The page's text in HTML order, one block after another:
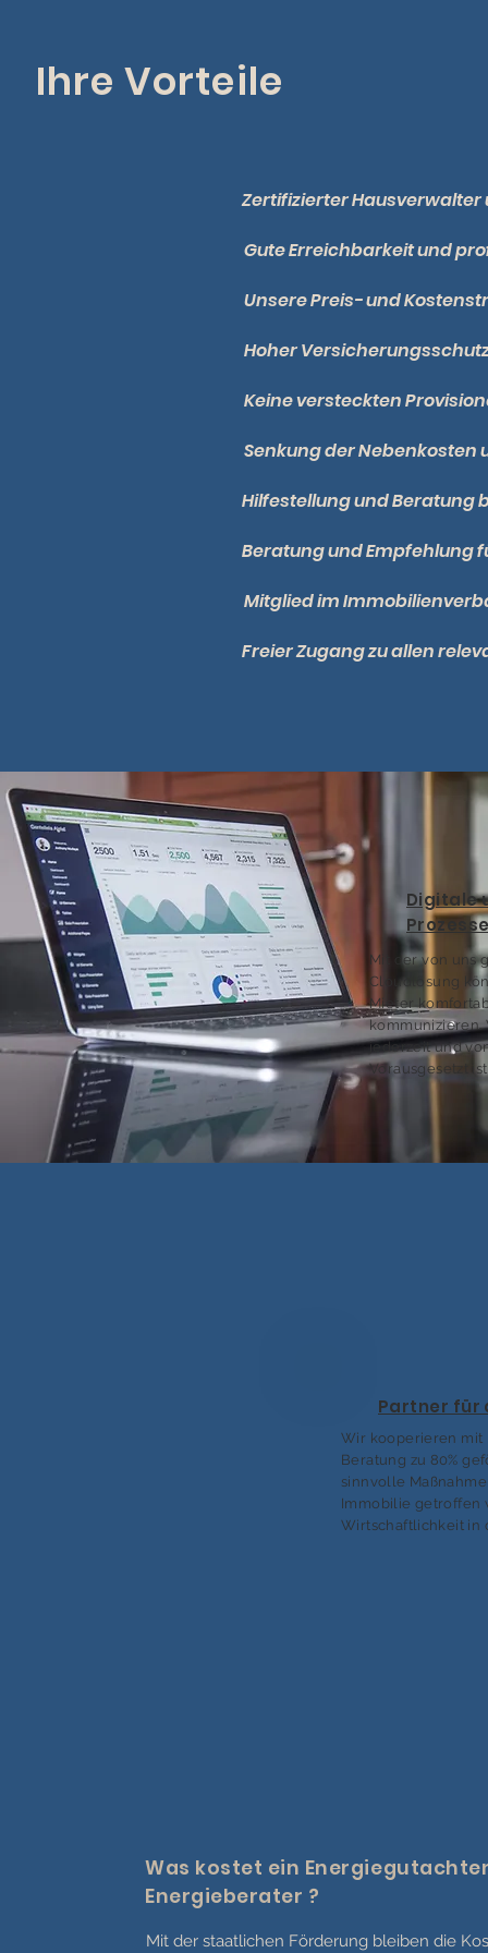
Ihre Vorteile
Zertifizierter
Gute Erreichbarkeit und
Unsere Preis- und
Hoher
Keine versteckten
Senkung der Nebenkosten
Hilfestellung und Beratung
Beratung und
Mitglied im
Freier Zugang zu allen
Digitale
Mit der von uns
Cloudlösung
Mieter
kommunizieren.
jederzeit und
Vorausgesetzt
Partner für
Wir kooperieren mit
Beratung zu 80%
sinnvolle
Immobilie getroffen
Wirtschaftlichkeit in
Was kostet ein
Energieberater ?
Mit der staatlichen Förderung bleiben die